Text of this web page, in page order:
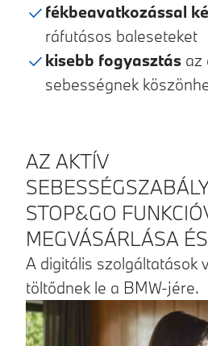
fékbeavatkozással
ráfutásos baleseteket
kisebb fogyasztás az
sebességnek
AZ AKTÍV
STOP&GO
MEGVÁSÁRLÁSA
A digitális szolgáltatások
töltődnek le a BMW-jére.